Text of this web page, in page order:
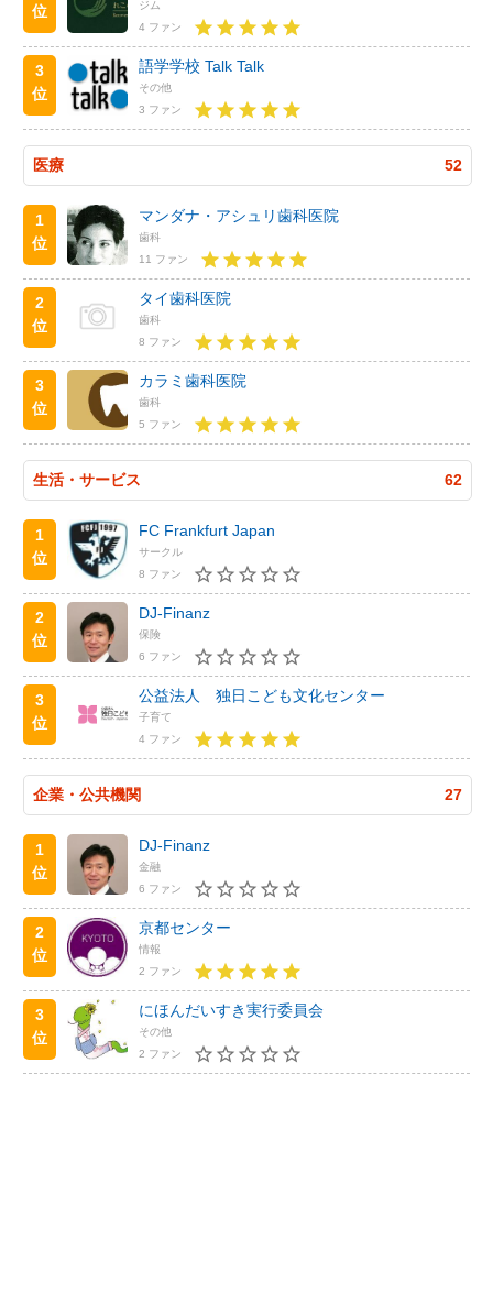
位
ジム
4 ファン
3
位
語学学校 Talk Talk
その他
3 ファン
医療 52
1
位
マンダナ・アシュリ歯科医院
歯科
11 ファン
2
位
タイ歯科医院
歯科
8 ファン
3
位
カラミ歯科医院
歯科
5 ファン
生活・サービス 62
1
位
FC Frankfurt Japan
サークル
8 ファン
2
位
DJ-Finanz
保険
6 ファン
3
位
公益法人 独日こども文化センター
子育て
4 ファン
企業・公共機関 27
1
位
DJ-Finanz
金融
6 ファン
2
位
京都センター
情報
2 ファン
3
位
にほんだいすき実行委員会
その他
2 ファン